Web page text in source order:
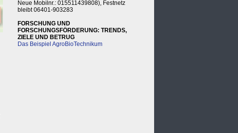
Neue Mobilnr.: 015511439808), Festnetz
bleibt 06401-903283
FORSCHUNG UND
FORSCHUNGSFÖRDERUNG: TRENDS,
ZIELE UND BETRUG
Das Beispiel AgroBioTechnikum